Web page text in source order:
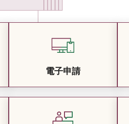
電子申請